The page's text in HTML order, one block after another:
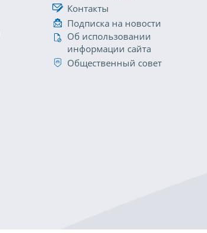
Контакты
Подписка на новости
Об использовании
информации сайта
Общественный совет